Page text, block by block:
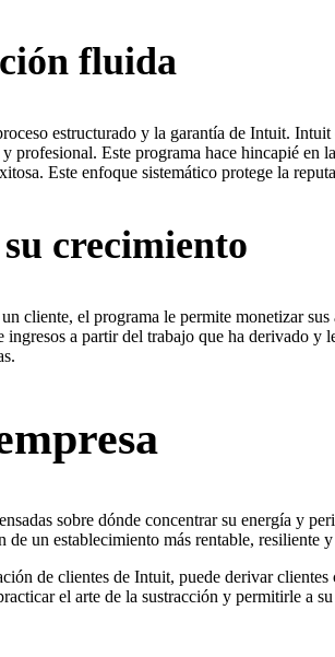
fluida
estructurado y la garantía de Intuit.
Este programa hace hincapié en
Este enfoque sistemático protege la
crecimiento
cliente, el programa le permite monetizar
a partir del trabajo que ha derivado
sobre dónde concentrar su energía y
un establecimiento más rentable, resiliente
de clientes de Intuit, puede derivar
el arte de la sustracción y permitirle a